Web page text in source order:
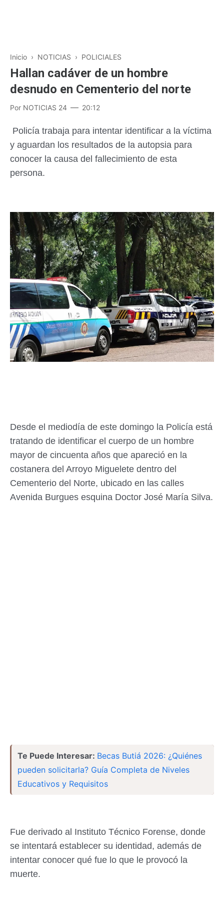
Inicio › NOTICIAS › POLICIALES
Hallan cadáver de un hombre
desnudo en Cementerio del norte
Por NOTICIAS 24 20:12
Policía trabaja para intentar identificar a la víctima
y aguardan los resultados de la autopsia para
conocer la causa del fallecimiento de esta
persona.
Desde el mediodía de este domingo la Policía está
tratando de identificar el cuerpo de un hombre
mayor de cincuenta años que apareció en la
costanera del Arroyo Miguelete dentro del
Cementerio del Norte, ubicado en las calles
Avenida Burgues esquina Doctor José María Silva.
Te Puede Interesar: Becas Butiá 2026: ¿Quiénes
pueden solicitarla? Guía Completa de Niveles
Educativos y Requisitos
Fue derivado al Instituto Técnico Forense, donde
se intentará establecer su identidad, además de
intentar conocer qué fue lo que le provocó la
muerte.